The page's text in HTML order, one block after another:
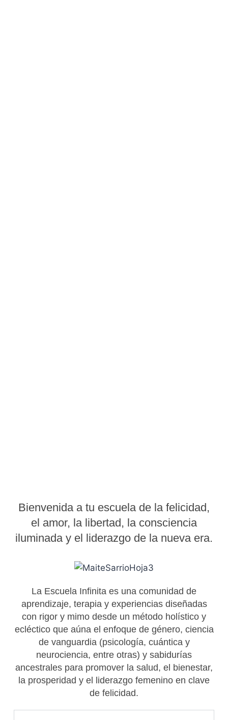
Bienvenida a tu escuela de la felicidad,
el amor, la libertad, la consciencia
iluminada y el liderazgo de la nueva era.
La Escuela Infinita es una comunidad de
aprendizaje, terapia y experiencias diseñadas
con rigor y mimo desde un método holístico y
ecléctico que aúna el enfoque de género, ciencia
de vanguardia (psicología, cuántica y
neurociencia, entre otras) y sabidurías
ancestrales para promover la salud, el bienestar,
la prosperidad y el liderazgo femenino en clave
de felicidad.